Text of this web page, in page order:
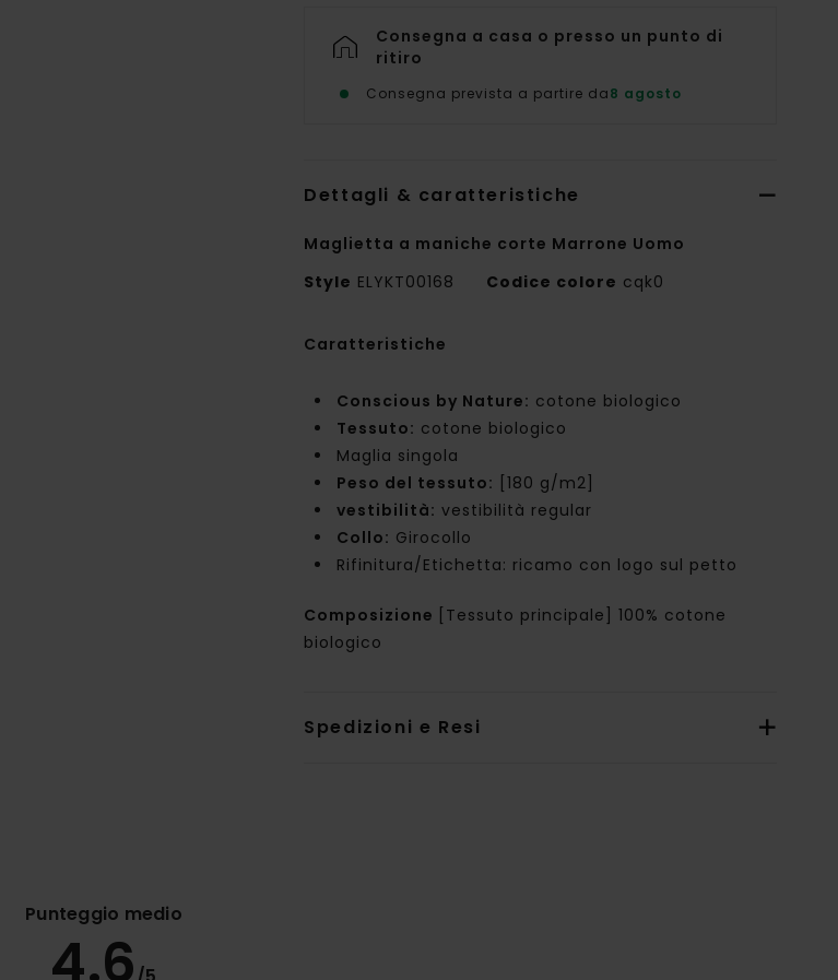
Consegna a casa o presso un punto di
ritiro
Consegna prevista a partire da8 agosto
Dettagli & caratteristiche
Maglietta a maniche corte Marrone Uomo
Style ELYKT00168 Codice colore cqk0
Caratteristiche
Conscious by Nature: cotone biologico
Tessuto: cotone biologico
Maglia singola
Peso del tessuto: [180 g/m2]
vestibilità: vestibilità regular
Collo: Girocollo
Rifinitura/Etichetta: ricamo con logo sul petto
Composizione [Tessuto principale] 100% cotone
biologico
Spedizioni e Resi
Punteggio medio
4.6